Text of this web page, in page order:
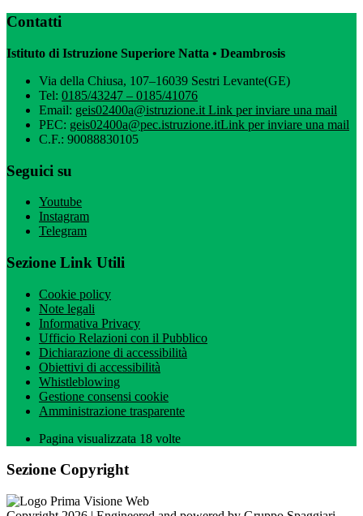
Contatti
Istituto di Istruzione Superiore Natta • Deambrosis
Via della Chiusa, 107–16039 Sestri Levante(GE)
Tel: 0185/43247 – 0185/41076
Email: geis02400a@istruzione.it Link per inviare una mail
PEC: geis02400a@pec.istruzione.itLink per inviare una mail
C.F.: 90088830105
Seguici su
Youtube
Instagram
Telegram
Sezione Link Utili
Cookie policy
Note legali
Informativa Privacy
Ufficio Relazioni con il Pubblico
Dichiarazione di accessibilità
Obiettivi di accessibilità
Whistleblowing
Gestione consensi cookie
Amministrazione trasparente
Pagina visualizzata 18 volte
Sezione Copyright